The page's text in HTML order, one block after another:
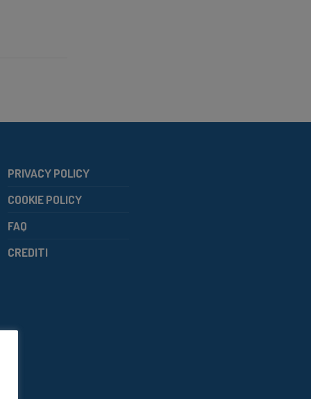
PRIVACY POLICY
COOKIE POLICY
FAQ
CREDITI